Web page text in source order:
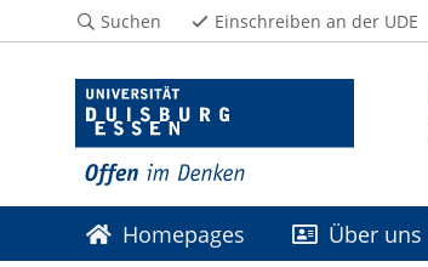
Suchen Einschreiben an der UDE
Homepages Über uns